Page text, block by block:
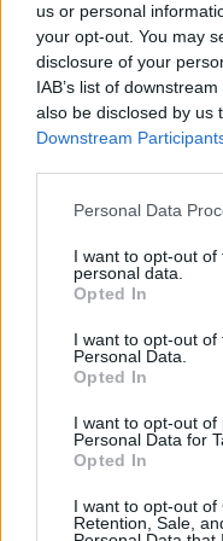
us or personal
your opt-out. You may
disclosure of your
IAB’s list of
also be disclosed by us
Downstream
Please note that this
not limited to your visit
grant or deny consent
use your data for
consent section.
Personal Data
I want to opt-out
personal data.
Opted In
I want to opt-out of
Personal Data.
Opted In
I want to opt-out of
Personal Data for
Opted In
I want to opt-out of
Retention, Sale,
Összehasonlításként
majd a Lyceum, illetve az
épületeit is figyelembe
műemléki hatósággal is.
Még május
egyeztetések
szeptember
– fogalmazott Rudolf
Arról is beszélt: a festés
épületen,
végeznek, feliratokat
az állványozó, aki a nagy
festett falakat.
Reményeik szerint
míg az ellenoldal a